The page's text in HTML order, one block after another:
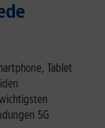
Tablet
5G